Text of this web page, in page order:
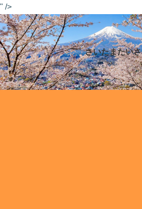
" />
さいたまたいさ